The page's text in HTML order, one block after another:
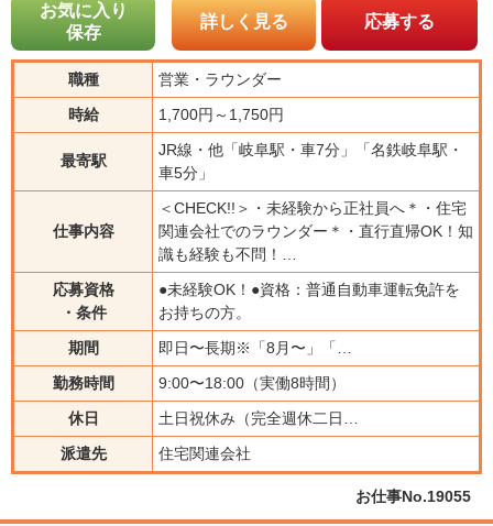
お気に入り
保存
詳しく見る 応募する
職種
営業・ラウンダー
時給
1,700円～1,750円
最寄駅
JR線・他「岐阜駅・車7分」「名鉄岐阜駅・
車5分」
仕事内容
＜CHECK!!＞・未経験から正社員へ＊・住宅
関連会社でのラウンダー＊・直行直帰OK！知
識も経験も不問！…
応募資格
・条件
●未経験OK！●資格：普通自動車運転免許を
お持ちの方。
期間
即日〜長期※「8月〜」「…
勤務時間
9:00〜18:00（実働8時間）
休日
土日祝休み（完全週休二日…
派遣先
住宅関連会社
お仕事No.19055